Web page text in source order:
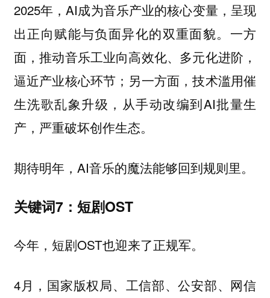
2025年，AI成为音乐产业的核心变量，呈现
出正向赋能与负面异化的双重面貌。一方
面，推动音乐工业向高效化、多元化进阶，
逼近产业核心环节；另一方面，技术滥用催
生洗歌乱象升级，从手动改编到AI批量生
产，严重破坏创作生态。
期待明年，AI音乐的魔法能够回到规则里。
关键词7：短剧OST
今年，短剧OST也迎来了正规军。
4月，国家版权局、工信部、公安部、网信